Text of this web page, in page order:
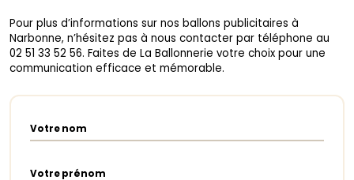
Pour plus d’informations sur nos ballons publicitaires à
Narbonne, n’hésitez pas à nous contacter par téléphone au
02 51 33 52 56. Faites de La Ballonnerie votre choix pour une
communication efficace et mémorable.
Votre nom
Votre prénom